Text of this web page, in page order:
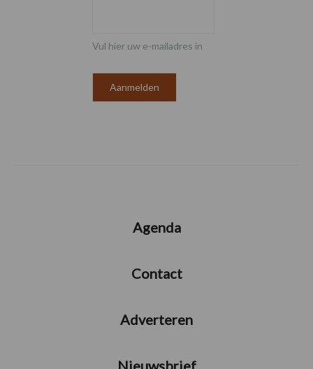
Vul hier uw e-mailadres in
Agenda
Contact
Adverteren